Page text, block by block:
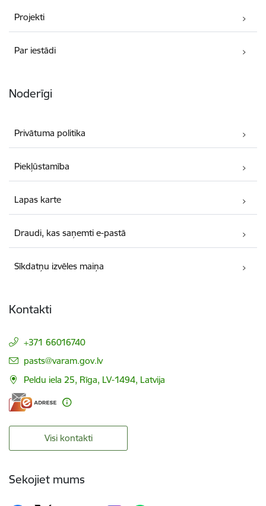
Projekti
Par iestādi
Noderīgi
Privātuma politika
Piekļūstamība
Lapas karte
Draudi, kas saņemti e-pastā
Sīkdatņu izvēles maiņa
Kontakti
+371 66016740
E-pasts:
pasts@varam.gov.lv
Peldu iela 25, Rīga, LV-1494, Latvija
Visi kontakti
Sekojiet mums